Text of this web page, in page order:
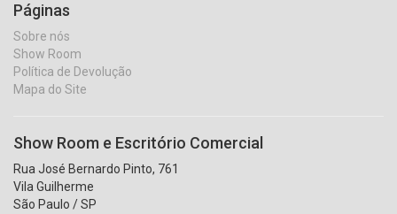
Páginas
Sobre nós
Show Room
Política de Devolução
Mapa do Site
Show Room e Escritório Comercial
Rua José Bernardo Pinto, 761
Vila Guilherme
São Paulo / SP